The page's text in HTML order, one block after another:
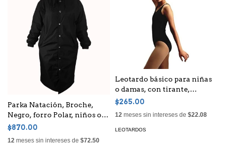
Parka Natación, Broche,
Negro, forro Polar, niños o
adultos, Unisex
$870.00
12 meses sin intereses de $72.50
Leotardo básico para niñas
o damas, con tirante,
espalda y frente con escote
$265.00
12 meses sin intereses de $22.08
LEOTARDOS